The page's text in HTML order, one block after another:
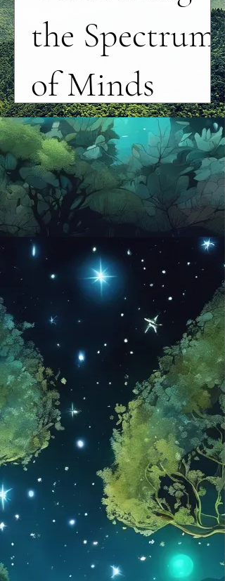
the Spectrum
of Minds
5,99$Precio
Ver detalles